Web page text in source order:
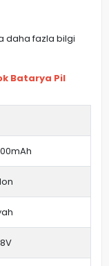
daha fazla bilgi
Batarya Pil